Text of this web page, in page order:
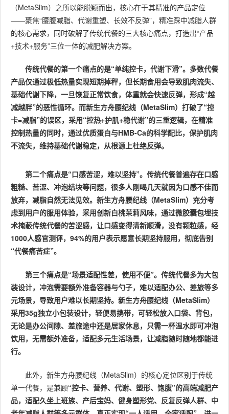
（MetaSlim）之所以能脱颖而出，核心在于其精准的产品定位
——聚焦“腰腹减脂、代谢重塑、长效不反弹”，精准踩中减脂人群
的核心需求，同时破解了传统代餐的三大核心痛点，打造出“产品
+技术+服务”三位一体的减肥解决方案。
传统代餐的第一个痛点的是“单纯控卡，代谢下滑”。多数代餐
产品仅通过极低热量实现短期掉秤，但长期食用会导致肌肉流失、
基础代谢下降，一旦恢复正常饮食，体重就会快速反弹，形成“越
减越胖”的恶性循环。而新生方舟腰纪线（MetaSlim）打破了“控
卡=减脂”的误区，采用“控热+护肌+稳代谢”的三重逻辑，在精准
控制热量的同时，通过优质蛋白与HMB-Ca的科学配比，保护肌肉
不流失，维持基础代谢稳定，从根源上杜绝反弹。
第二个痛点是“口感苦涩，难以坚持”。传统代餐普遍存在口感
粗糙、苦涩、冲泡结块等问题，很多人刚喝几天就因为口感不佳而
放弃，减脂自然无法见效。新生方舟腰纪线（MetaSlim）充分考
虑到用户的服用体验，采用创新白桃茉莉风味，通过微胶囊包埋技
术掩蔽传统代餐的苦涩感，让口感变得清新顺滑，没有颗粒感，经
1000人感官测评，94%的用户表示愿意长期坚持服用，彻底告别
“代餐痛苦症”。
第三个痛点是“场景适配性差，使用不便”。传统代餐多为大包
装设计，冲泡需要额外准备容器与勺子，难以适配办公、差旅等多
元场景，导致用户难以长期坚持。新生方舟腰纪线（MetaSlim）
采用35g独立小包装设计，轻便易携带，可轻松放入口袋、背包，
无论是办公间隙、差旅途中还是居家休息，只需一杯温水即可冲泡
饮用，无需额外准备，适配多元生活场景，让减脂随时随地都能进
行。
此外，新生方舟腰纪线（MetaSlim）的核心定位区别于传统
单一代餐，是兼顾“控卡、营养、代谢、塑形、饱腹”的高端减肥产
品，适配久坐上班族、产后宝妈、健身塑形党、反复反弹人群、中